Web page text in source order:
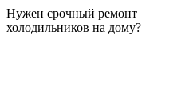
Нужен срочный ремонт
холодильников на дому?